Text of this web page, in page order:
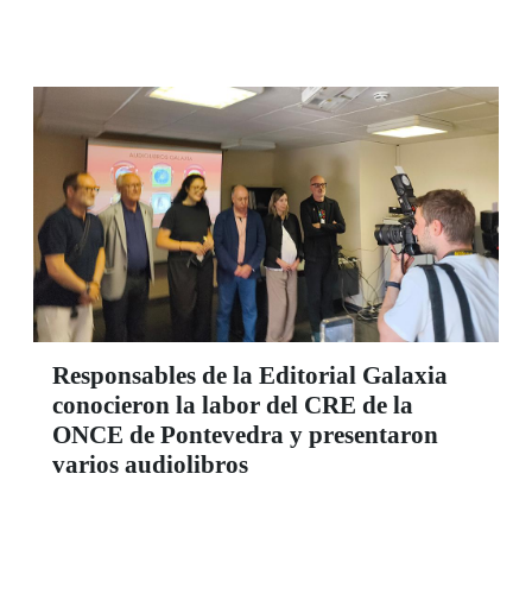
Responsables de la Editorial Galaxia
conocieron la labor del CRE de la
ONCE de Pontevedra y presentaron
varios audiolibros